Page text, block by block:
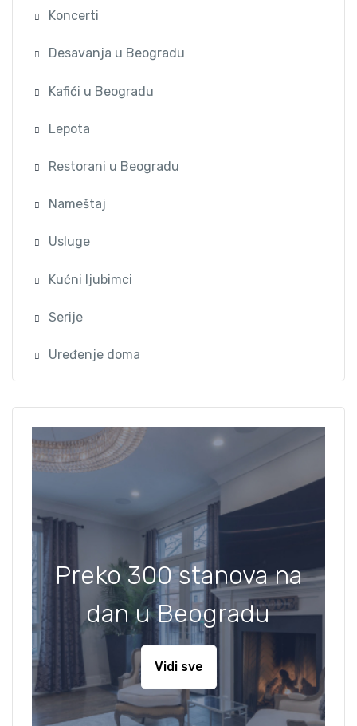
Koncerti
Desavanja u Beogradu
Kafići u Beogradu
Lepota
Restorani u Beogradu
Nameštaj
Usluge
Kućni ljubimci
Serije
Uređenje doma
Preko 300 stanova na
dan u Beogradu
Vidi sve